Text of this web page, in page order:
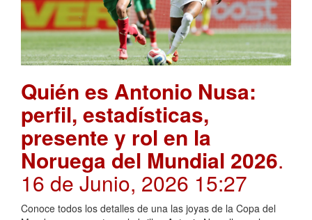
Quién es Antonio Nusa:
perfil, estadísticas,
presente y rol en la
Noruega del Mundial 2026.
16 de Junio, 2026 15:27
Conoce todos los detalles de una las joyas de la Copa del